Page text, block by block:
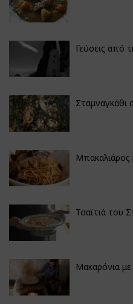
Γεύσεις από
Σταμναγκάθι
Μπακαλιάρος
Τσαϊτιά του
Μακαρόνια